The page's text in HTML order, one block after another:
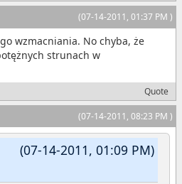
(07-14-2011, 01:37 PM )
wzmacniania. No chyba, że
strunach w
Quote
(07-14-2011, 08:23 PM )
(07-14-2011, 01:09 PM)